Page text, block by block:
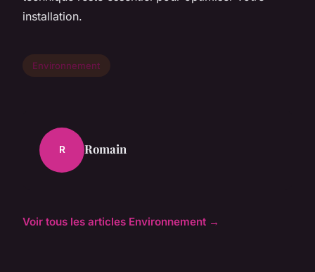
installation.
Environnement
R Romain
Voir tous les articles Environnement →